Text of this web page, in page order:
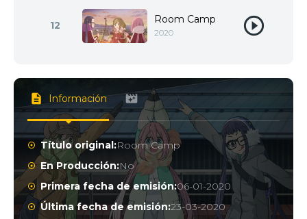
12 Room Camp
2020
Información
Título original:Room Camp
En Producción:No
Primera fecha de emisión:06-01-2020
Última fecha de emisión:23-03-2020